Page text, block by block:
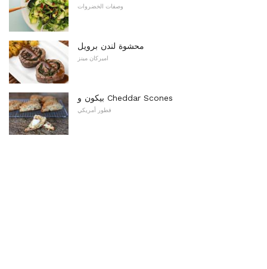
وصفات الخضروات
محشوة لندن برويل
اميركان مينز
بيكون و Cheddar Scones
فطور أمريكي